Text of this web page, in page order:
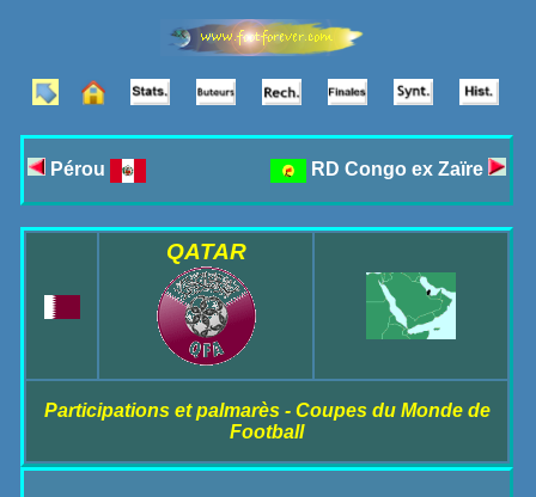
Pérou RD Congo ex Zaïre
QATAR
Participations et palmarès - Coupes du Monde de
Football